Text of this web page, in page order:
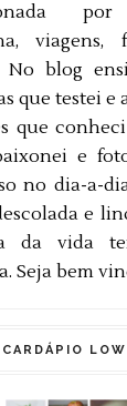
viagens,
No blog
que testei e
que
e
no dia-a-
e
da vida
Seja bem
CARDÁPIO